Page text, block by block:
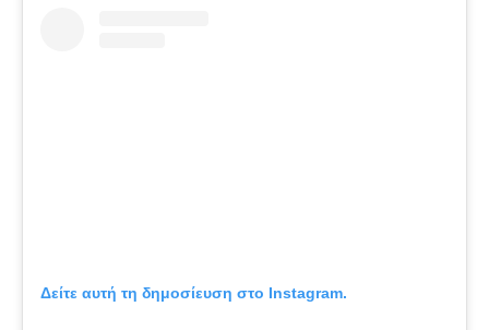
Δείτε αυτή τη δημοσίευση στο Instagram.